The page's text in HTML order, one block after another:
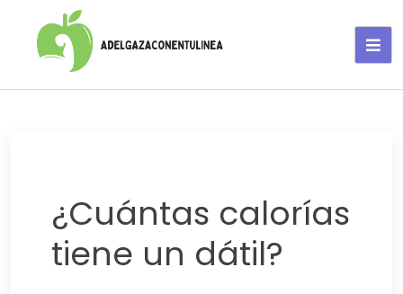
¿Cuántas calorías
tiene un dátil?